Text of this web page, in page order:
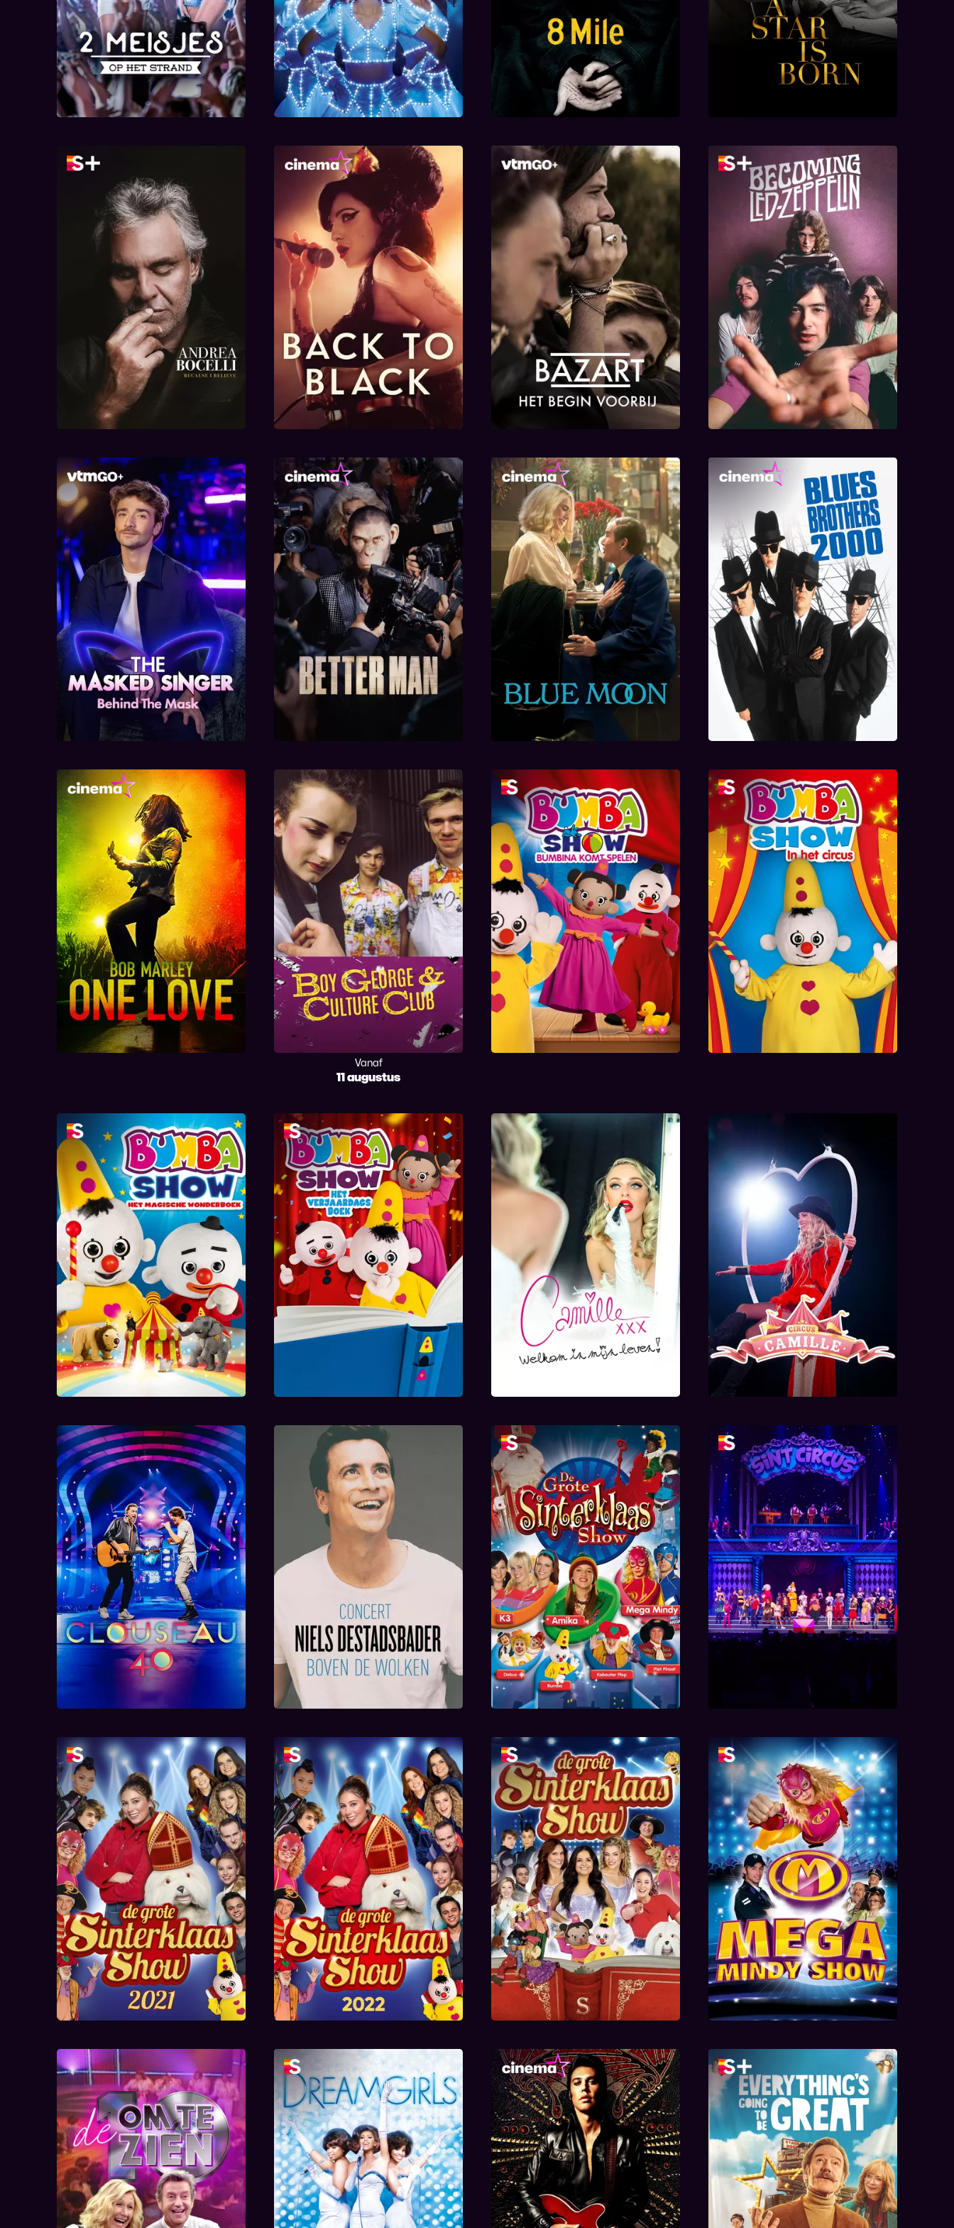
Andrea Bocelli: Because I
Believe
Back to Black Bazart - Het Begin Voorbij Becoming Led Zeppelin
Behind The Mask Better Man Blue Moon Blues Brothers 2000
Bob Marley: One Love Boy George & Culture Club
Vanaf
11 augustus
Bumba - Bumbina Komt
Spelen
Bumba - Circus Show 2015
Bumba - Het Magische
Wonderboek
Bumba - Het
Verjaardagsboek
Camille, welkom in mijn
leven
Circus Camille
Clouseau 40
Concert Niels
Destadsbader Boven de
Wolken
De Grote Sinterklaasshow
2010
De Grote Sinterklaasshow
2018
De Grote Sinterklaasshow
2021
De Grote Sinterklaasshow
2022
De Grote Sinterklaasshow
2024
De MEGA grote Mega
Mindy Show
De Tien Om Te Zien Dreamgirls
Everything's Going to Be
Great